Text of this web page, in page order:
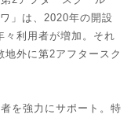
」は、 2020年の開設
々利用者が増加。それ
地外に第2アフタースク
を強力にサポート。特